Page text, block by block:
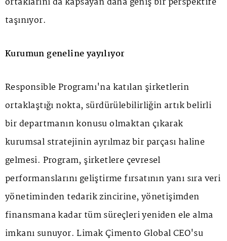
taşınıyor.
Kurumun geneline yayılıyor
Responsible Programı'na katılan şirketlerin
ortaklaştığı nokta, sürdürülebilirliğin artık belirli
bir departmanın konusu olmaktan çıkarak
kurumsal stratejinin ayrılmaz bir parçası haline
gelmesi. Program, şirketlere çevresel
performanslarını geliştirme fırsatının yanı sıra veri
yönetiminden tedarik zincirine, yönetişimden
finansmana kadar tüm süreçleri yeniden ele alma
imkanı sunuyor. Limak Çimento Global CEO'su